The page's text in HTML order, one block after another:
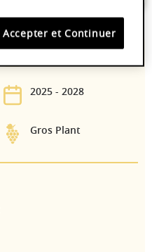
Sur lie
2025 - 2028
Gros Plant
Accepter et Continuer